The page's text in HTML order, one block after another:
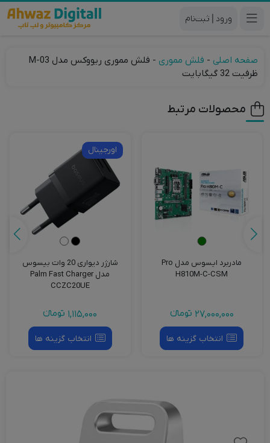
|
صفحه اصلی - فلش مموری -
فلش مموری ریووکس مدل M-03
ظرفیت 32 گیگابایت
محصولات مرتبط
مادربرد ایسوس مدل Pro
H810M-C-CSM
27,000,000 تومانءء
انتخاب گزینه ها
اورجینال
شارژر دیواری 20 وات بیسوس
مدل Palm Fast Charger
CCZC20UE
1,115,000 تومانءء
انتخاب گزینه ها